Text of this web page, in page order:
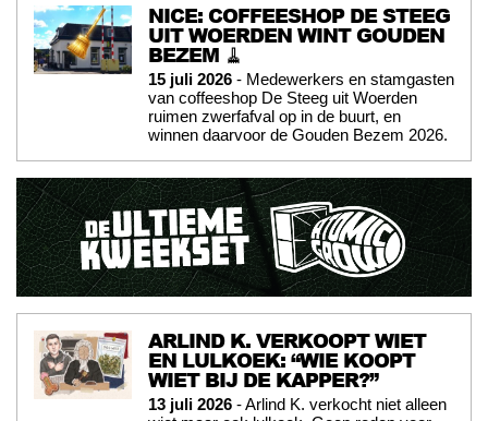
NICE: COFFEESHOP DE STEEG
UIT WOERDEN WINT GOUDEN
BEZEM 🧹
15 juli 2026 - Medewerkers en stamgasten
van coffeeshop De Steeg uit Woerden
ruimen zwerfafval op in de buurt, en
winnen daarvoor de Gouden Bezem 2026.
ARLIND K. VERKOOPT WIET
EN LULKOEK: “WIE KOOPT
WIET BIJ DE KAPPER?”
13 juli 2026 - Arlind K. verkocht niet alleen